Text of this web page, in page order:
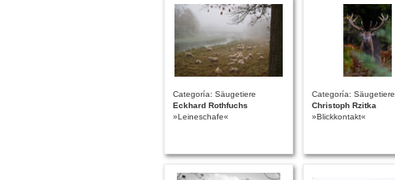
Categoría: Säugetiere
Eckhard Rothfuchs
»Leineschafe«
Categoría: Säugetiere
Christoph Rzitka
»Blickkontakt«